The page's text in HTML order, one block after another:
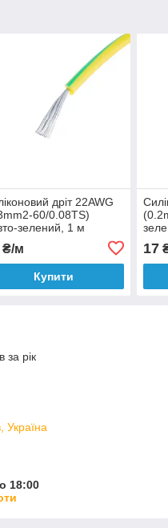
дріт 22AWG
60/0.08TS)
зелений, 1 м
м
Купити
17
за рік
Україна
18:00